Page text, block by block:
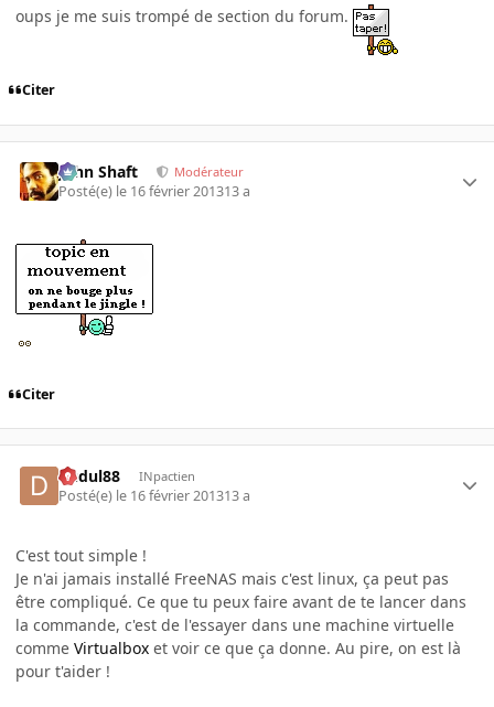
oups je me suis trompé de section du forum.
Citer
John Shaft Modérateur
Posté(e) le 16 février 201313 a
Citer
dudul88 INpactien
Posté(e) le 16 février 201313 a
C'est tout simple !
Je n'ai jamais installé FreeNAS mais c'est linux, ça peut pas
être compliqué. Ce que tu peux faire avant de te lancer dans
la commande, c'est de l'essayer dans une machine virtuelle
comme Virtualbox et voir ce que ça donne. Au pire, on est là
pour t'aider !